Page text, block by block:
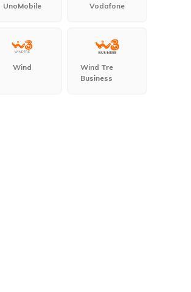
UnoMobile Vodafone
Wind
Wind Tre
Business